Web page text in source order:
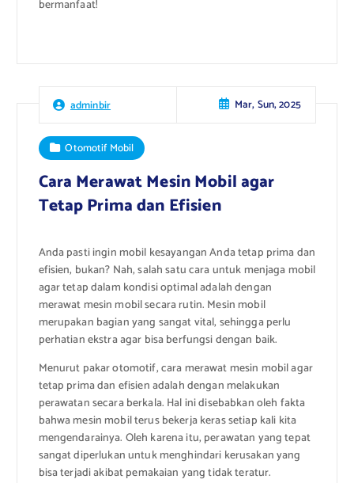
bermanfaat!
adminbir Mar, Sun, 2025
Otomotif Mobil
Cara Merawat Mesin Mobil agar
Tetap Prima dan Efisien
Anda pasti ingin mobil kesayangan Anda tetap prima dan
efisien, bukan? Nah, salah satu cara untuk menjaga mobil
agar tetap dalam kondisi optimal adalah dengan
merawat mesin mobil secara rutin. Mesin mobil
merupakan bagian yang sangat vital, sehingga perlu
perhatian ekstra agar bisa berfungsi dengan baik.
Menurut pakar otomotif, cara merawat mesin mobil agar
tetap prima dan efisien adalah dengan melakukan
perawatan secara berkala. Hal ini disebabkan oleh fakta
bahwa mesin mobil terus bekerja keras setiap kali kita
mengendarainya. Oleh karena itu, perawatan yang tepat
sangat diperlukan untuk menghindari kerusakan yang
bisa terjadi akibat pemakaian yang tidak teratur.